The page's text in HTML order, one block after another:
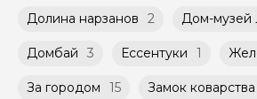
Долина нарзанов 2 Дом-музей
Домбай 3 Ессентуки 1
За городом 15 Замок